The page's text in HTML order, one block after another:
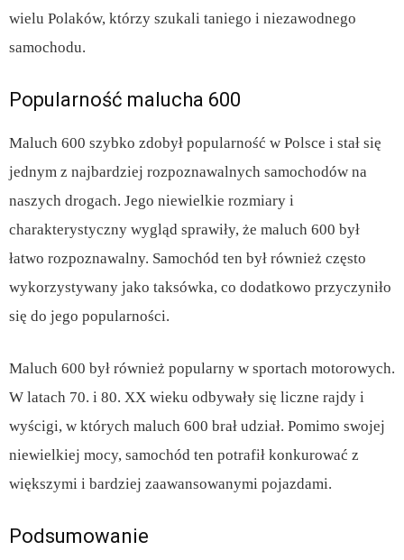
wielu Polaków, którzy szukali taniego i niezawodnego
samochodu.
Popularność malucha 600
Maluch 600 szybko zdobył popularność w Polsce i stał się
jednym z najbardziej rozpoznawalnych samochodów na
naszych drogach. Jego niewielkie rozmiary i
charakterystyczny wygląd sprawiły, że maluch 600 był
łatwo rozpoznawalny. Samochód ten był również często
wykorzystywany jako taksówka, co dodatkowo przyczyniło
się do jego popularności.
Maluch 600 był również popularny w sportach motorowych.
W latach 70. i 80. XX wieku odbywały się liczne rajdy i
wyścigi, w których maluch 600 brał udział. Pomimo swojej
niewielkiej mocy, samochód ten potrafił konkurować z
większymi i bardziej zaawansowanymi pojazdami.
Podsumowanie